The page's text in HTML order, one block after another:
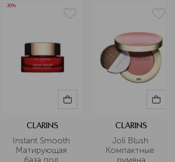
-30%
CLARINS
Instant Smooth
Матирующая
база под
CLARINS
Joli Blush
Компактные
румяна